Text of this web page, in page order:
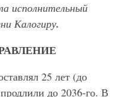
исполнительный
Калогиру.
25 лет (до
до 2036-го. В